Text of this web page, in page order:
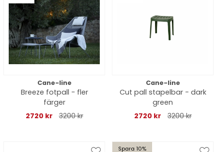
Cane-line
Breeze fotpall - fler
färger
2720 kr
3200 kr
Cane-line
Cut pall stapelbar - dark
green
2720 kr
3200 kr
Spara 10%